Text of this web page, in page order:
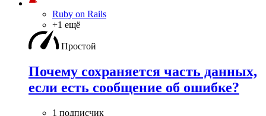
Ruby on Rails
+1 ещё
Простой
Почему сохраняется часть данных,
если есть сообщение об ошибке?
1 подписчик